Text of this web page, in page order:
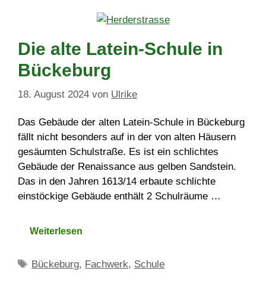
Die alte Latein-Schule in
Bückeburg
18. August 2024 von Ulrike
Das Gebäude der alten Latein-Schule in Bückeburg
fällt nicht besonders auf in der von alten Häusern
gesäumten Schulstraße. Es ist ein schlichtes
Gebäude der Renaissance aus gelben Sandstein.
Das in den Jahren 1613/14 erbaute schlichte
einstöckige Gebäude enthält 2 Schulräume …
Weiterlesen
Schlagwörter
Bückeburg, Fachwerk, Schule